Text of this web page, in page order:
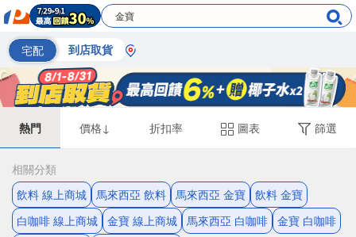
宅配 到店取貨
熱門 價格↓ 折扣率 圖表 篩選
相關分類
飲料 線上商城 馬來西亞 飲料 馬來西亞 金寶 飲料 金寶
白咖啡 線上商城 金寶 線上商城 馬來西亞 白咖啡 金寶 白咖啡